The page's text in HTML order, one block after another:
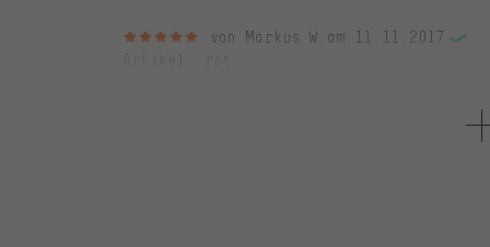
5 von 5 Sternenvon Markus W. am 11.11.2017